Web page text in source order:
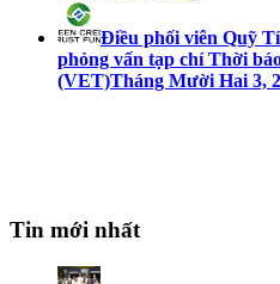
Điều phối viên Quỹ
phỏng vấn tạp chí Thời
(VET)Tháng Mười Hai 3,
Tin mới nhất